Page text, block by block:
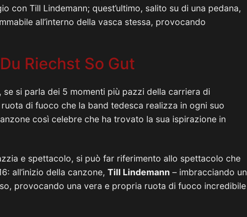
con Till Lindemann; quest’ultimo, salito su di una pedana,
all’interno della vasca stessa, provocando
Riechst So Gut
si parla dei 5 momenti più pazzi della carriera di
di fuoco che la band tedesca realizza in ogni suo
così celebre che ha trovato la sua ispirazione in
e spettacolo, si può far riferimento allo spettacolo che
all’inizio della canzone, Till Lindemann – imbracciando un
provocando una vera e propria ruota di fuoco incredibile